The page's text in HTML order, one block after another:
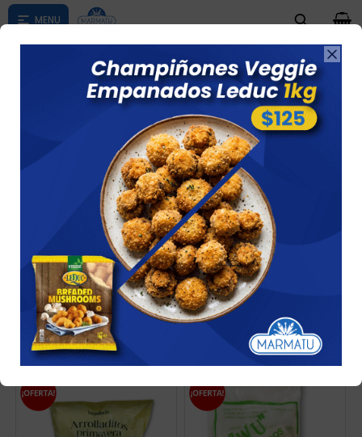

según su zona
0

ARROLLADITOS PRIMAVERA EN OFERTA
Ver 5 artículos
Recomendados
Filtrando por: Arrolladitos Primavera